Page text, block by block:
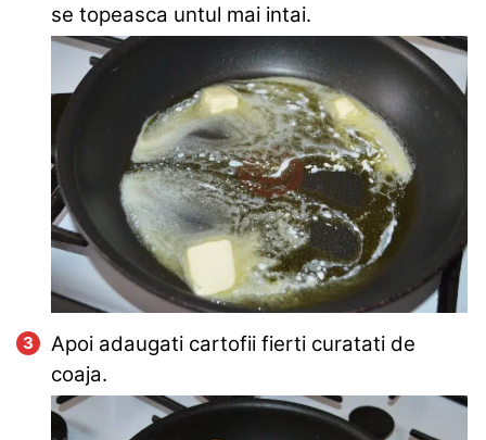
se topeasca untul mai intai.
Apoi adaugati cartofii fierti curatati de
coaja.